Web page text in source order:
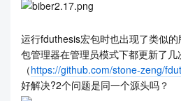
运行fduthesis宏包时也出现了类似
包管理器在管理员模式下都更新了几
（https://github.com/stone-zeng/
好解决?2个问题是同一个源头吗？